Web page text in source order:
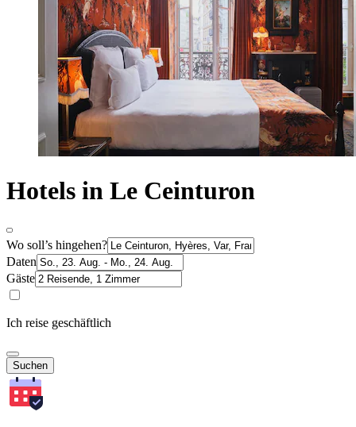
Hotels in Le Ceinturon
Wo soll’s hingehen?
Daten
Gäste
Ich reise geschäftlich
Suchen